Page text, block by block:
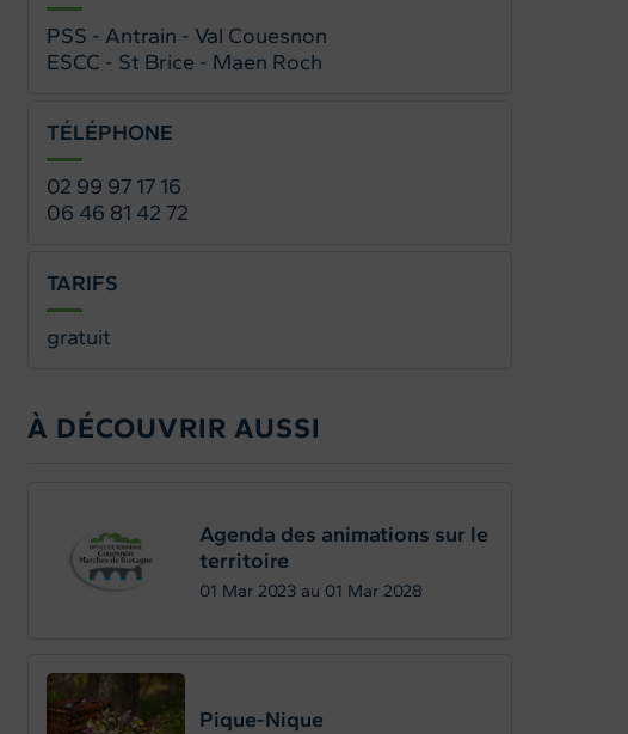
PSS - Antrain - Val Couesnon
ESCC - St Brice - Maen Roch
TÉLÉPHONE
02 99 97 17 16
06 46 81 42 72
TARIFS
gratuit
À DÉCOUVRIR AUSSI
Agenda des animations sur le
territoire
01 Mar 2023 au 01 Mar 2028
Pique-Nique